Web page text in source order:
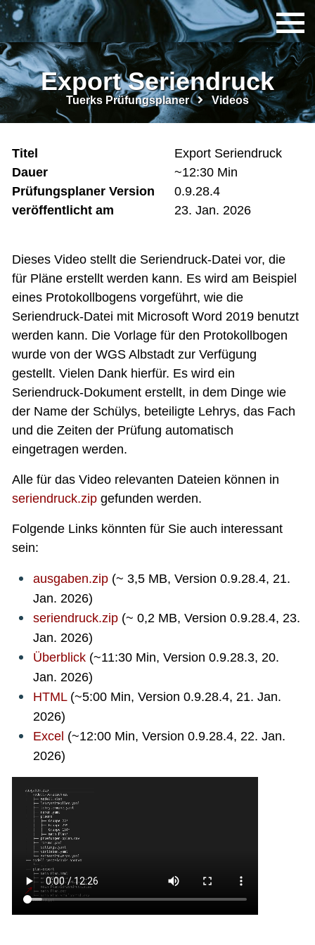
Export Seriendruck
Tuerks Prüfungsplaner Videos
Titel
Export Seriendruck
Dauer
~12:30 Min
Prüfungsplaner Version
0.9.28.4
veröffentlicht am
23. Jan. 2026
Dieses Video stellt die Seriendruck-Datei vor, die
für Pläne erstellt werden kann. Es wird am Beispiel
eines Protokollbogens vorgeführt, wie die
Seriendruck-Datei mit Microsoft Word 2019 benutzt
werden kann. Die Vorlage für den Protokollbogen
wurde von der WGS Albstadt zur Verfügung
gestellt. Vielen Dank hierfür. Es wird ein
Seriendruck-Dokument erstellt, in dem Dinge wie
der Name der Schülys, beteiligte Lehrys, das Fach
und die Zeiten der Prüfung automatisch
eingetragen werden.
Alle für das Video relevanten Dateien können in
seriendruck.zip gefunden werden.
Folgende Links könnten für Sie auch interessant
sein:
ausgaben.zip (~ 3,5 MB, Version 0.9.28.4, 21.
Jan. 2026)
seriendruck.zip (~ 0,2 MB, Version 0.9.28.4, 23.
Jan. 2026)
Überblick (~11:30 Min, Version 0.9.28.3, 20.
Jan. 2026)
HTML(~5:00 Min, Version 0.9.28.4, 21. Jan.
2026)
Excel (~12:00 Min, Version 0.9.28.4, 22. Jan.
2026)